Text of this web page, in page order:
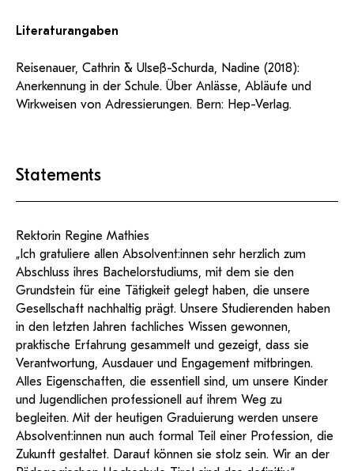
Literaturangaben
Reisenauer, Cathrin & Ulseß-Schurda, Nadine (2018):
Anerkennung in der Schule. Über Anlässe, Abläufe und
Wirkweisen von Adressierungen. Bern: Hep-Verlag.
Statements
Rektorin Regine Mathies
„Ich gratuliere allen Absolvent:innen sehr herzlich zum
Abschluss ihres Bachelorstudiums, mit dem sie den
Grundstein für eine Tätigkeit gelegt haben, die unsere
Gesellschaft nachhaltig prägt. Unsere Studierenden haben
in den letzten Jahren fachliches Wissen gewonnen,
praktische Erfahrung gesammelt und gezeigt, dass sie
Verantwortung, Ausdauer und Engagement mitbringen.
Alles Eigenschaften, die essentiell sind, um unsere Kinder
und Jugendlichen professionell auf ihrem Weg zu
begleiten. Mit der heutigen Graduierung werden unsere
Absolvent:innen nun auch formal Teil einer Profession, die
Zukunft gestaltet. Darauf können sie stolz sein. Wir an der